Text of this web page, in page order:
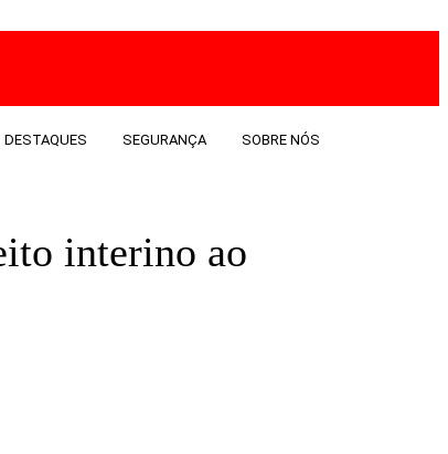
DESTAQUES SEGURANÇA SOBRE NÓS
interino ao